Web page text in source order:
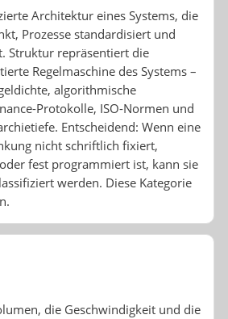
Architektur eines Systems, die
Prozesse standardisiert und
Struktur repräsentiert die
Regelmaschine des Systems –
algorithmische
Protokolle, ISO-Normen und
Entscheidend: Wenn eine
nicht schriftlich fixiert,
fest programmiert ist, kann sie
werden. Diese Kategorie
die Geschwindigkeit und die